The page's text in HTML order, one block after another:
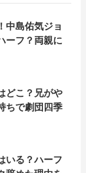
中島佑気ジョ
ーフ？両親に
どこ？兄がや
ちで劇団四季
いる？ハーフ